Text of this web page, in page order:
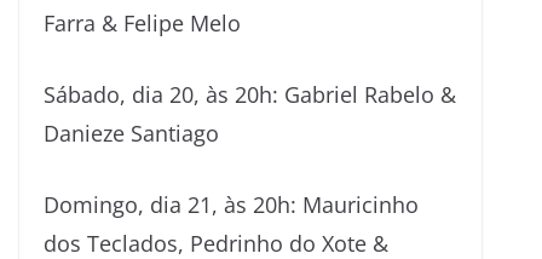
Farra & Felipe Melo
Sábado, dia 20, às 20h: Gabriel Rabelo &
Danieze Santiago
Domingo, dia 21, às 20h: Mauricinho
dos Teclados, Pedrinho do Xote &